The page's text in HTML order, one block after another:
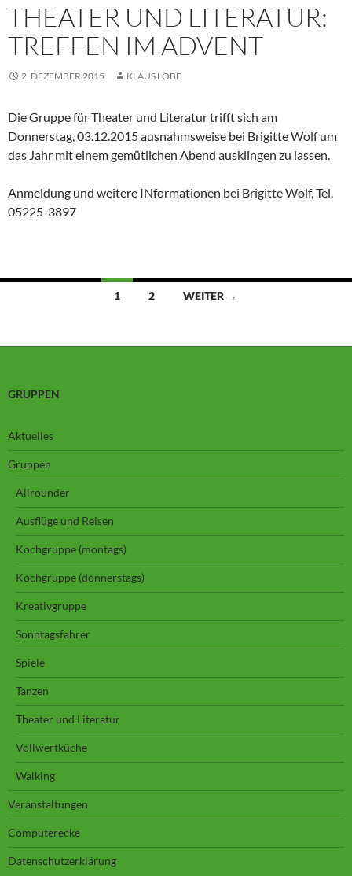
THEATER UND LITERATUR:
TREFFEN IM ADVENT
2. DEZEMBER 2015 KLAUS LOBE
Die Gruppe für Theater und Literatur trifft sich am
Donnerstag, 03.12.2015 ausnahmsweise bei Brigitte Wolf um
das Jahr mit einem gemütlichen Abend ausklingen zu lassen.
Anmeldung und weitere INformationen bei Brigitte Wolf, Tel.
05225-3897
Beitragsnavigation
1 2 WEITER →
GRUPPEN
Aktuelles
Gruppen
Allrounder
Ausflüge und Reisen
Kochgruppe (montags)
Kochgruppe (donnerstags)
Kreativgruppe
Sonntagsfahrer
Spiele
Tanzen
Theater und Literatur
Vollwertküche
Walking
Veranstaltungen
Computerecke
Datenschutzerklärung